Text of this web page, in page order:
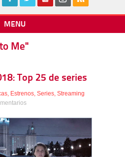
MENU
Me"
Top 25 de series
, Estrenos, Series, Streaming